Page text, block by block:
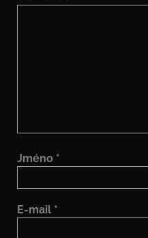
Jméno *
E-mail *